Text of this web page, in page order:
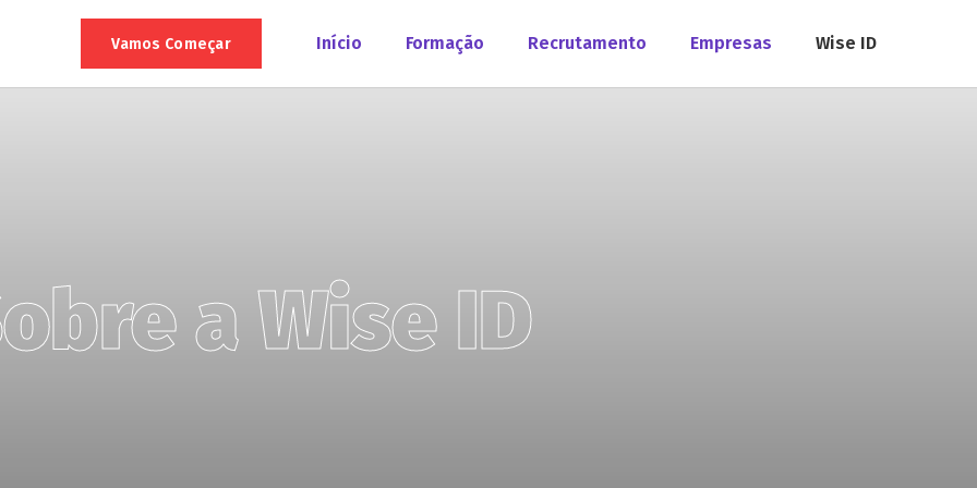
Vamos Começar Início Formação Recrutamento Empresas Wise ID
a Wise ID